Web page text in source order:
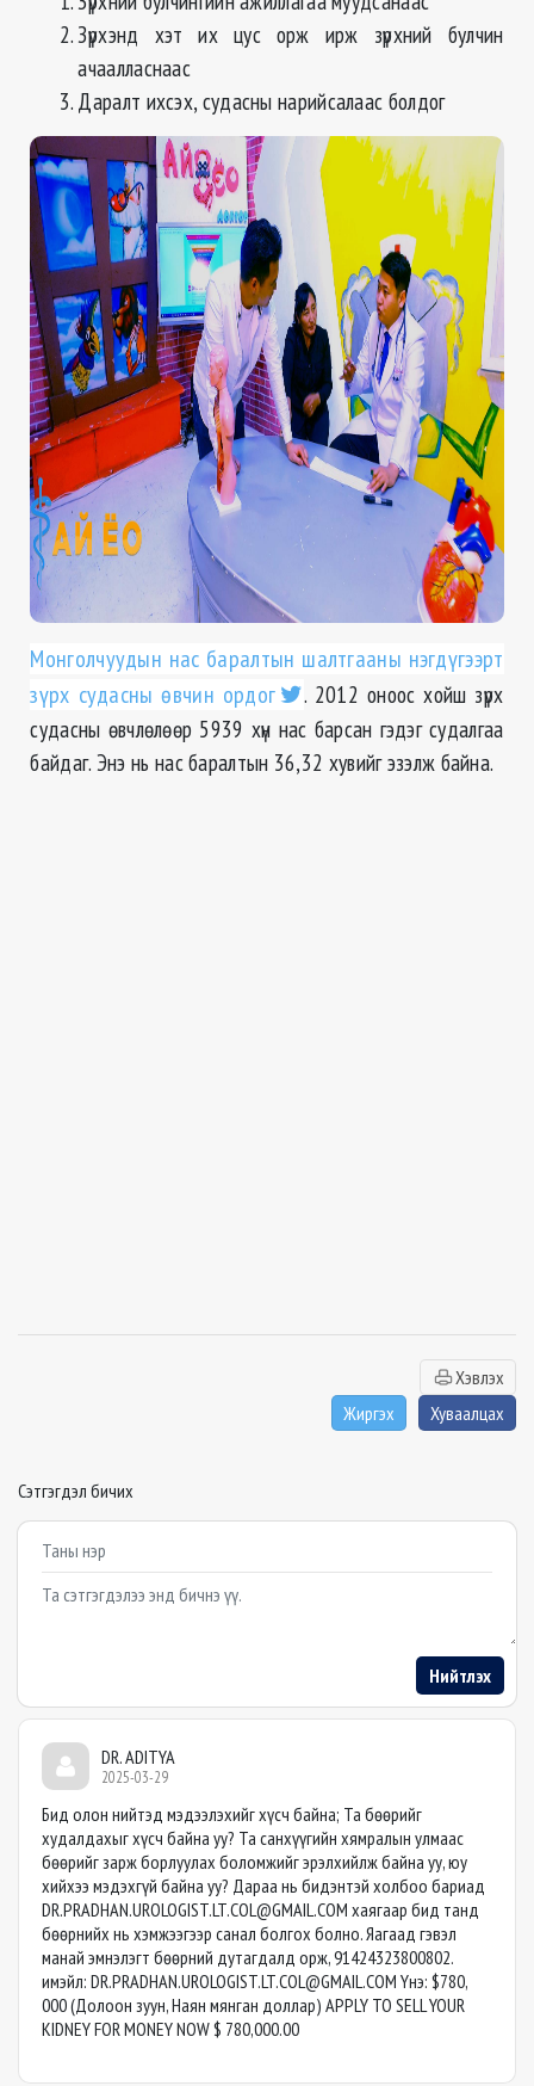
Зүрхэнд хэт их цус орж ирж зүрхний булчин
ачаалласнаас
Даралт ихсэх, судасны нарийсалаас болдог
Монголчуудын нас баралтын шалтгааны нэгдүгээрт
зүрх судасны өвчин ордог
. 2012 оноос хойш зүрх
судасны өвчлөлөөр 5939 хүн нас барсан гэдэг судалгаа
байдаг. Энэ нь нас баралтын 36,32 хувийг эзэлж байна.
Хэвлэх
Жиргэх
Хуваалцах
Сэтгэгдэл бичих
Example textarea
Нийтлэх
DR. ADITYA
2025-03-29
Бид олон нийтэд мэдээлэхийг хүсч байна; Та бөөрийг
худалдахыг хүсч байна уу? Та санхүүгийн хямралын улмаас
бөөрийг зарж борлуулах боломжийг эрэлхийлж байна уу, юу
хийхээ мэдэхгүй байна уу? Дараа нь бидэнтэй холбоо бариад
DR.PRADHAN.UROLOGIST.LT.COL@GMAIL.COM хаягаар бид танд
бөөрнийх нь хэмжээгээр санал болгох болно. Яагаад гэвэл
манай эмнэлэгт бөөрний дутагдалд орж, 91424323800802.
имэйл: DR.PRADHAN.UROLOGIST.LT.COL@GMAIL.COM Yнэ: $780,
000 (Долоон зуун, Наян мянган доллар) APPLY TO SELL YOUR
KIDNEY FOR MONEY NOW $ 780,000.00